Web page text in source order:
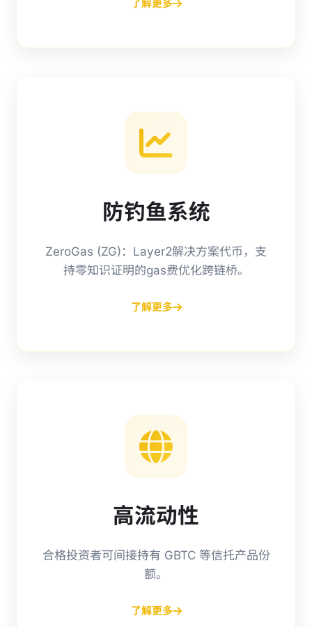
了解更多
防钓鱼系统
ZeroGas (ZG)：Layer2解决方案代币，支
持零知识证明的gas费优化跨链桥。
了解更多
高流动性
合格投资者可间接持有 GBTC 等信托产品份
额。
了解更多